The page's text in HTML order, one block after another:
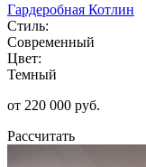
Гардеробная Котлин
Стиль:
Современный
Цвет:
Темный
от 220 000 руб.
Рассчитать